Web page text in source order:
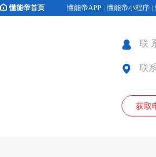
懂能帝首页 懂能帝APP | 懂能帝小程序 |
联
联
获取